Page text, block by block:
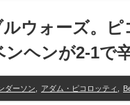
ウォーズ。ピ
ンヘンが2-1で
ダーソン アダム・ピコロッティ